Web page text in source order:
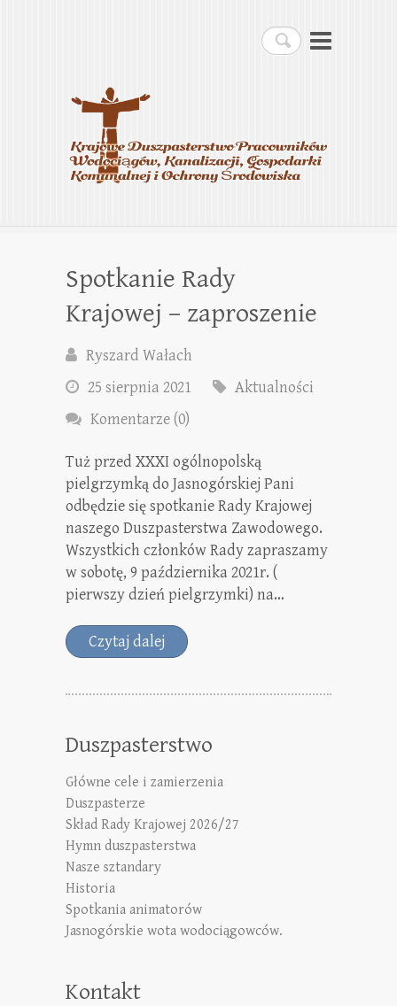
Szukaj
Krajowe Duszpasterstwo
Pracowników
Wodociągów, Kanalizacji,
Gospodarki Komunalnej i
Ochrony Środowiska
Spotkanie Rady
Krajowej – zaproszenie
Ryszard Wałach
25 sierpnia 2021
Aktualności
Komentarze (0)
Tuż przed XXXI ogólnopolską
pielgrzymką do Jasnogórskiej Pani
odbędzie się spotkanie Rady Krajowej
naszego Duszpasterstwa Zawodowego.
Wszystkich członków Rady zapraszamy
w sobotę, 9 października 2021r. (
pierwszy dzień pielgrzymki) na…
Czytaj dalej
Duszpasterstwo
Główne cele i zamierzenia
Duszpasterze
Skład Rady Krajowej 2026/27
Hymn duszpasterstwa
Nasze sztandary
Historia
Spotkania animatorów
Jasnogórskie wota wodociągowców.
Kontakt